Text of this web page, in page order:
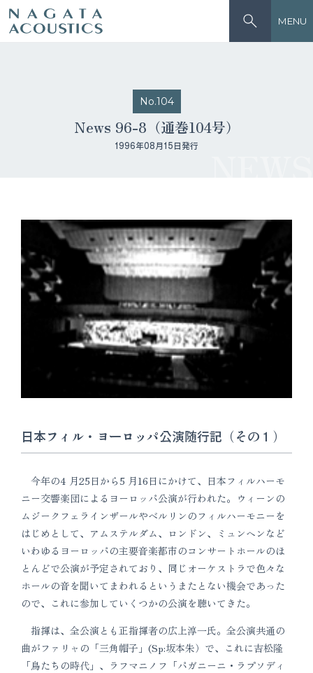
MENU
No.104
News 96-8（通巻104号）
1996年08月15日発行
日本フィル・ヨーロッパ公演随行記（その１）
今年の4 月25日から5 月16日にかけて、日本フィルハーモ
ニー交響楽団によるヨーロッパ公演が行われた。ウィーンの
ムジークフェラインザールやベルリンのフィルハーモニーを
はじめとして、アムステルダム、ロンドン、ミュンヘンなど
いわゆるヨーロッパの主要音楽都市のコンサートホールのほ
とんどで公演が予定されており、同じオーケストラで色々な
ホールの音を聞いてまわれるというまたとない機会であった
ので、これに参加していくつかの公演を聴いてきた。
指揮は、全公演とも正指揮者の広上淳一氏。全公演共通の
曲がファリャの「三角帽子」(Sp:坂本朱）で、これに吉松隆
「鳥たちの時代」、ラフマニノフ「パガニーニ・ラプソディ